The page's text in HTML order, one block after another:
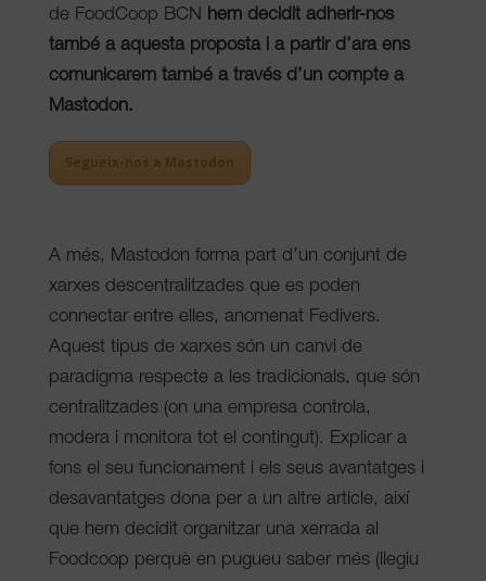
de FoodCoop BCN hem decidit adherir-nos
també a aquesta proposta i a partir d’ara ens
comunicarem també a través d’un compte a
Mastodon.
Segueix-nos a Mastodon
A més, Mastodon forma part d’un conjunt de
xarxes descentralitzades que es poden
connectar entre elles, anomenat Fedivers.
Aquest tipus de xarxes són un canvi de
paradigma respecte a les tradicionals, que són
centralitzades (on una empresa controla,
modera i monitora tot el contingut). Explicar a
fons el seu funcionament i els seus avantatges i
desavantatges dona per a un altre article, així
que hem decidit organitzar una xerrada al
Foodcoop perquè en pugueu saber més (llegiu